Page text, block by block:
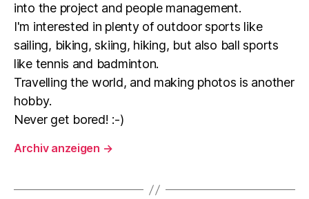
into the project and people management.
I'm interested in plenty of outdoor sports like
sailing, biking, skiing, hiking, but also ball sports
like tennis and badminton.
Travelling the world, and making photos is another
hobby.
Never get bored! :-)
Archiv anzeigen →